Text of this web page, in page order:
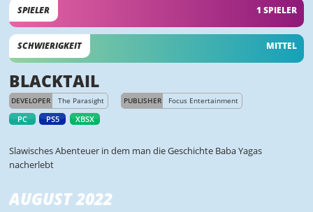
SPIELER 1 SPIELER
SCHWIERIGKEIT MITTEL
BLACKTAIL
DEVELOPER The Parasight PUBLISHER Focus Entertainment
PC PS5 XBSX
Slawisches Abenteuer in dem man die Geschichte Baba Yagas
nacherlebt
AUGUST 2022